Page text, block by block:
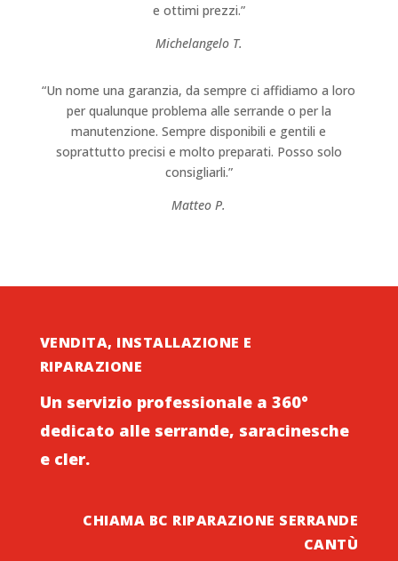
e ottimi prezzi.”
Michelangelo T.
“Un nome una garanzia, da sempre ci affidiamo a loro
per qualunque problema alle serrande o per la
manutenzione. Sempre disponibili e gentili e
soprattutto precisi e molto preparati. Posso solo
consigliarli.”
Matteo P.
VENDITA, INSTALLAZIONE E
RIPARAZIONE
Un servizio professionale a 360°
dedicato alle serrande, saracinesche
e cler.
CHIAMA BC RIPARAZIONE SERRANDE
CANTÙ